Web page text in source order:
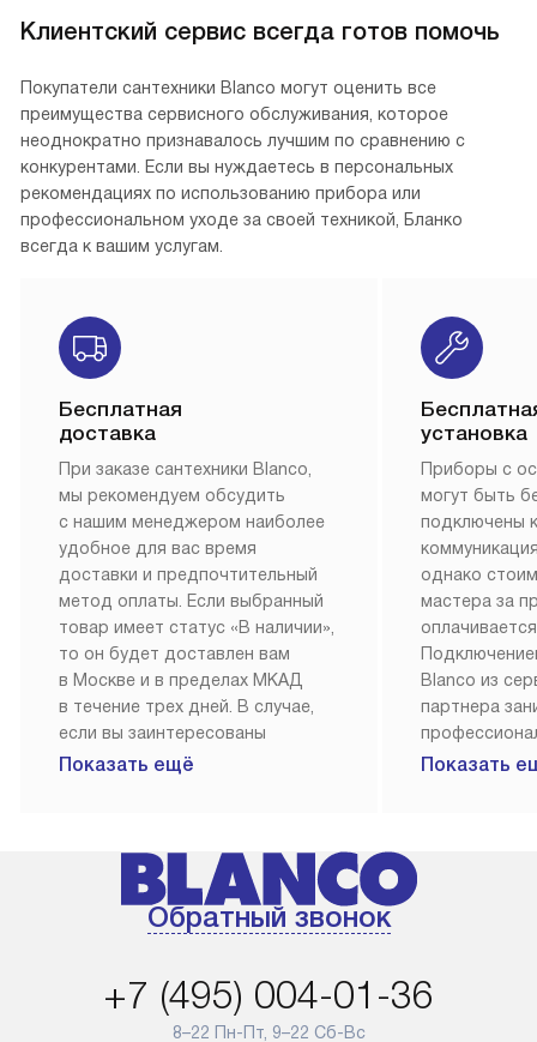
Клиентский сервис всегда готов помочь
Покупатели сантехники Blanco могут оценить все
преимущества сервисного обслуживания, которое
неоднократно признавалось лучшим по сравнению с
конкурентами. Если вы нуждаетесь в персональных
рекомендациях по использованию прибора или
профессиональном уходе за своей техникой, Бланко
всегда к вашим услугам.
Бесплатная
доставка
При заказе сантехники Blanco,
мы рекомендуем обсудить
с нашим менеджером наиболее
удобное для вас время
доставки и предпочтительный
метод оплаты. Если выбранный
товар имеет статус «В наличии»,
то он будет доставлен вам
в Москве и в пределах МКАД
в течение трех дней. В случае,
если вы заинтересованы
в товаре, который доступен
менеджером на сайте. Товары
с особым лейблом
доставляются бесплатно
аксессуаров не предусмотрена.
Показать ещё
установка
Приборы с
могут быть
подключены
однако
мастера за
Blanco из
партнера
Наш сервис
возможные
Показать
Обратный звонок
+7 (495) 004-01-36
8–22 Пн-Пт, 9–22 Сб-Вс